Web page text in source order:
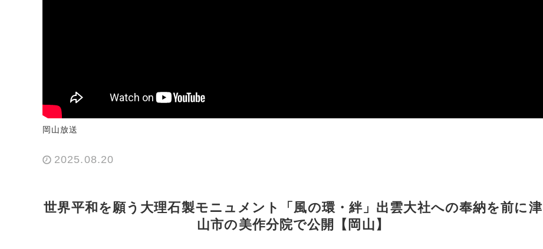
岡山放送
2025.08.20
世界平和を願う大理石製モニュメント「風の環・絆」出雲大社への奉納を前に津
山市の美作分院で公開【岡山】